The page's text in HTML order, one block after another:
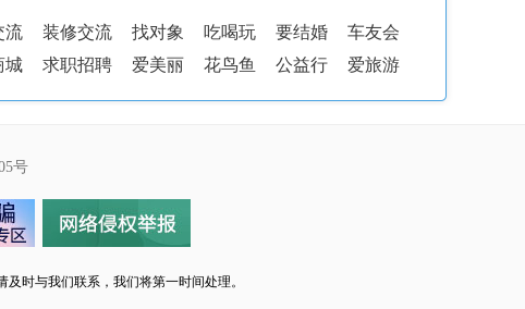
流 装修交流 找对象 吃喝玩 要结婚
车友会
城 求职招聘 爱美丽 花鸟鱼 公益行 爱旅游
号
时与我们联系，我们将第一时间处理。